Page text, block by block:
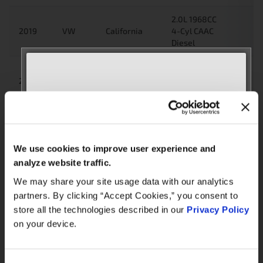
We use cookies to improve user experience and
analyze website traffic.
We may share your site usage data with our analytics
partners. By clicking “Accept Cookies,” you consent to
store all the technologies described in our Privacy Policy
on your device.
2019 VW California
2.0L 1968CC
4-Cyl CAAC
Diesel
2019
Diesel
Diesel
2019 VW Multivan
2.0L 1968CC
4-Cyl CFCA
Diesel
MEET WITH US AT
September 8–12, 2026
Book your meeting NOW